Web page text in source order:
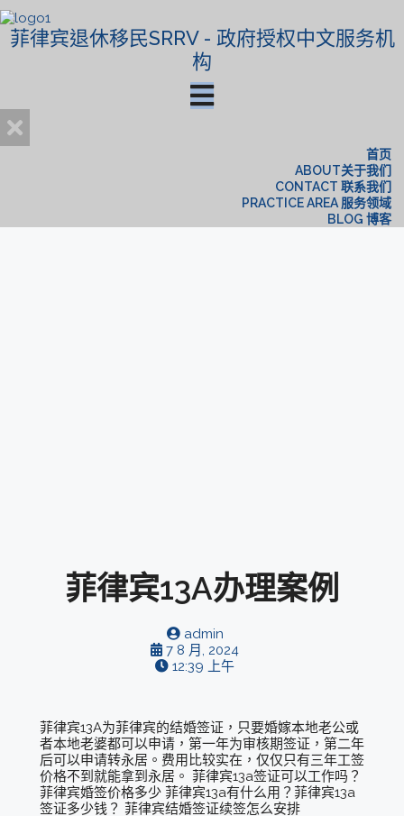
菲律宾退休移民SRRV - 政府授权中文服务机
构
首页
ABOUT关于我们
CONTACT 联系我们
PRACTICE AREA 服务领域
BLOG 博客
菲律宾13A办理案例
admin
7 8 月, 2024
12:39 上午
菲律宾13A为菲律宾的结婚签证，只要婚嫁本地老公或
者本地老婆都可以申请，第一年为审核期签证，第二年
后可以申请转永居。费用比较实在，仅仅只有三年工签
价格不到就能拿到永居。 菲律宾13a签证可以工作吗？
菲律宾婚签价格多少 菲律宾13a有什么用？菲律宾13a
签证多少钱？ 菲律宾结婚签证续签怎么安排